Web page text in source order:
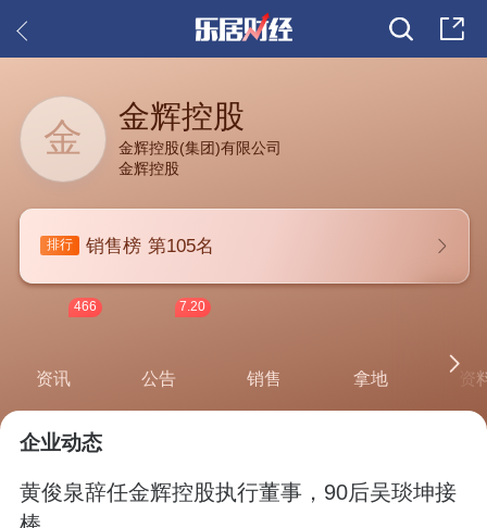
金
金辉控股
金辉控股(集团)有限公司
金辉控股
排行 销售榜 第105名
466
资讯
7.20
公告 销售 拿地 资
企业动态
黄俊泉辞任金辉控股执行董事，90后吴琰坤接